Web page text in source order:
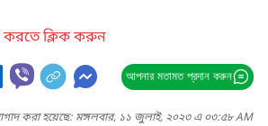
করতে ক্লিক করুন
আপনার মতামত প্রদান করুন
করা হয়েছে: মঙ্গলবার, ১১ জুলাই, ২০২৩ এ ০৩:৫৮ AM